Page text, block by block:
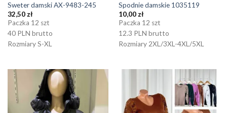
Sweter damski AX-9483-245
32,50zł
Paczka 12 szt
40 PLN brutto
Rozmiary S-XL
Spodnie damskie 1035119
10,00zł
Paczka 12 szt
12.3 PLN brutto
Rozmiary 2XL/3XL-4XL/5XL